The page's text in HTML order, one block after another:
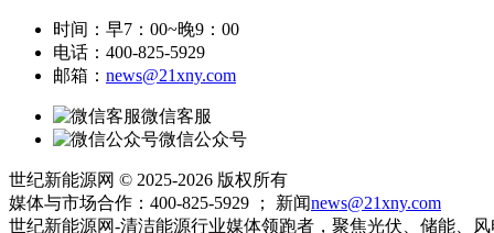
时间：早7：00~晚9：00
电话：400-825-5929
邮箱： news@21xny.com
微信客服
微信公众号
世纪新能源网 © 2025-2026 版权所有
媒体与市场合作：400-825-5929 ； 新闻news@21xny.com
世纪新能源网-清洁能源行业媒体领跑者，聚焦光伏、储能、